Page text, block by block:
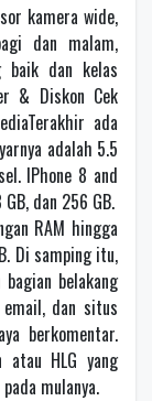
kamera wide,
dan malam,
baik dan kelas
& Diskon Cek
ada
adalah 5.5
IPhone 8 and
dan 256 GB.
RAM hingga
Di samping itu,
belakang
dan situs
berkomentar.
HLG yang
mulanya.